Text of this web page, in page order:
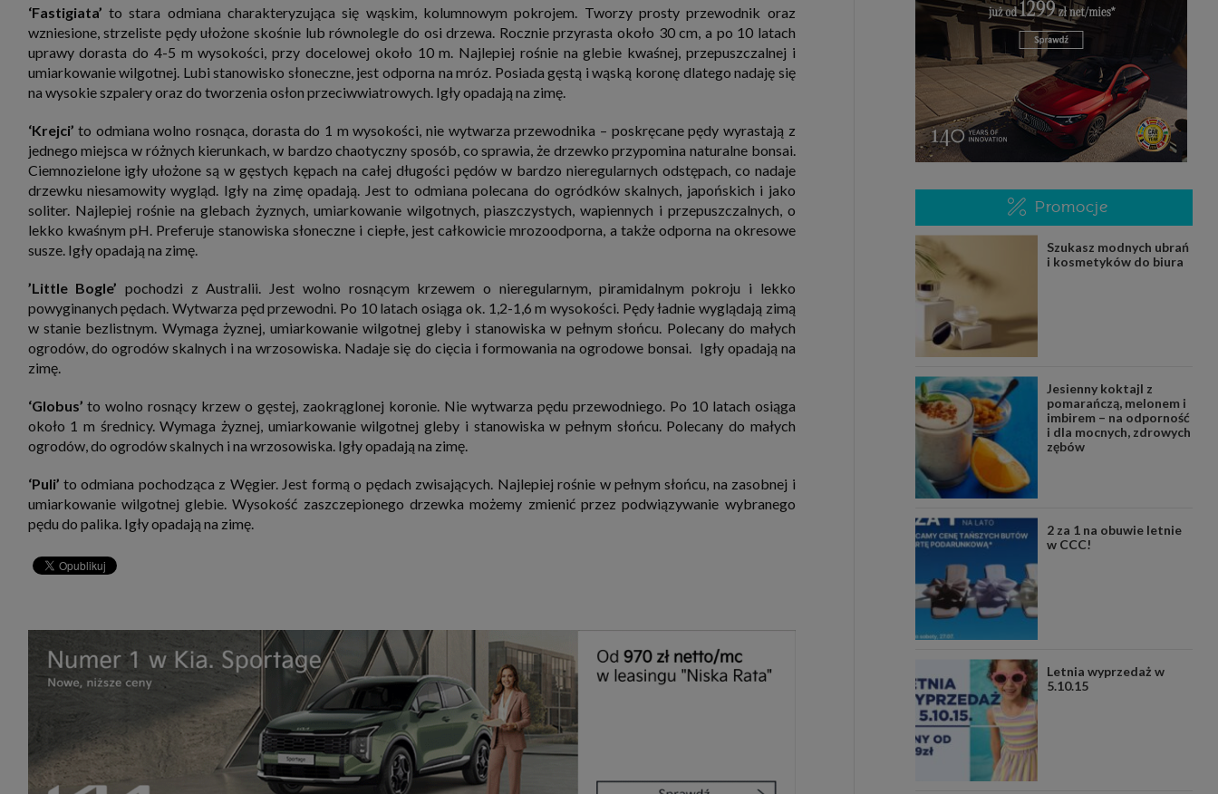
‘Fastigiata’ to stara odmiana charakteryzująca się wąskim, kolumnowym pokrojem. Tworzy prosty przewodnik oraz
wzniesione, strzeliste pędy ułożone skośnie lub równolegle do osi drzewa. Rocznie przyrasta około 30 cm, a po 10 latach
uprawy dorasta do 4-5 m wysokości, przy docelowej około 10 m. Najlepiej rośnie na glebie kwaśnej, przepuszczalnej i
umiarkowanie wilgotnej. Lubi stanowisko słoneczne, jest odporna na mróz. Posiada gęstą i wąską koronę dlatego nadaję się
na wysokie szpalery oraz do tworzenia osłon przeciwwiatrowych. Igły opadają na zimę.
‘Krejci’ to odmiana wolno rosnąca, dorasta do 1 m wysokości, nie wytwarza przewodnika – poskręcane pędy wyrastają z
jednego miejsca w różnych kierunkach, w bardzo chaotyczny sposób, co sprawia, że drzewko przypomina naturalne bonsai.
Ciemnozielone igły ułożone są w gęstych kępach na całej długości pędów w bardzo nieregularnych odstępach, co nadaje
drzewku niesamowity wygląd. Igły na zimę opadają. Jest to odmiana polecana do ogródków skalnych, japońskich i jako
soliter. Najlepiej rośnie na glebach żyznych, umiarkowanie wilgotnych, piaszczystych, wapiennych i przepuszczalnych, o
lekko kwaśnym pH. Preferuje stanowiska słoneczne i ciepłe, jest całkowicie mrozoodporna, a także odporna na okresowe
susze. Igły opadają na zimę.
’Little Bogle’ pochodzi z Australii. Jest wolno rosnącym krzewem o nieregularnym, piramidalnym pokroju i lekko
powyginanych pędach. Wytwarza pęd przewodni. Po 10 latach osiąga ok. 1,2-1,6 m wysokości. Pędy ładnie wyglądają zimą
w stanie bezlistnym. Wymaga żyznej, umiarkowanie wilgotnej gleby i stanowiska w pełnym słońcu. Polecany do małych
ogrodów, do ogrodów skalnych i na wrzosowiska. Nadaje się do cięcia i formowania na ogrodowe bonsai. Igły opadają na
zimę.
‘Globus’ to wolno rosnący krzew o gęstej, zaokrąglonej koronie. Nie wytwarza pędu przewodniego. Po 10 latach osiąga
około 1 m średnicy. Wymaga żyznej, umiarkowanie wilgotnej gleby i stanowiska w pełnym słońcu. Polecany do małych
ogrodów, do ogrodów skalnych i na wrzosowiska. Igły opadają na zimę.
‘Puli’ to odmiana pochodząca z Węgier. Jest formą o pędach zwisających. Najlepiej rośnie w pełnym słońcu, na zasobnej i
umiarkowanie wilgotnej glebie. Wysokość zaszczepionego drzewka możemy zmienić przez podwiązywanie wybranego
pędu do palika. Igły opadają na zimę.
Promocje
Szukasz modnych ubrań
i kosmetyków do biura
Jesienny koktajl z
pomarańczą, melonem i
imbirem – na odporność
i dla mocnych, zdrowych
zębów
2 za 1 na obuwie letnie
w CCC!
Letnia wyprzedaż w
5.10.15